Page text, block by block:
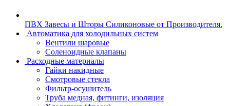
ПВХ Завесы и Шторы Силиконовые от Производителя.
Автоматика для холодильных систем
Вентили шаровые
Соленоидные клапаны
Расходные материалы
Гайки накидные
Смотровые стекла
Фильтр-осушитель
Труба медная, фитинги, изоляция